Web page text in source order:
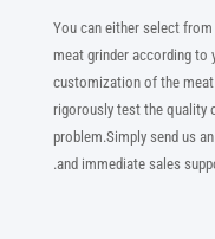
You can either select from
meat grinder according to
customization of the
rigorously test the quality
problem.Simply send us
and immediate sales